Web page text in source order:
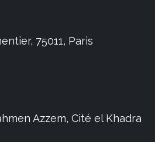
75011, Paris
Azzem, Cité el Khadra